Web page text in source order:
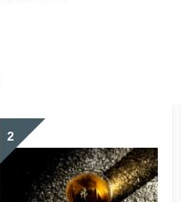
2